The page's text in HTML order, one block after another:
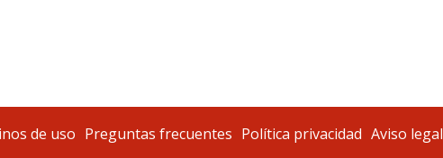
de uso Preguntas frecuentes Política privacidad Aviso legal